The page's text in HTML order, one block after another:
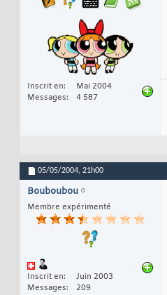
Inscrit en
Mai 2004
Messages
4 587
05/05/2004, 21h00
Bouboubou
Membre expérimenté
Inscrit en
Juin 2003
Messages
209